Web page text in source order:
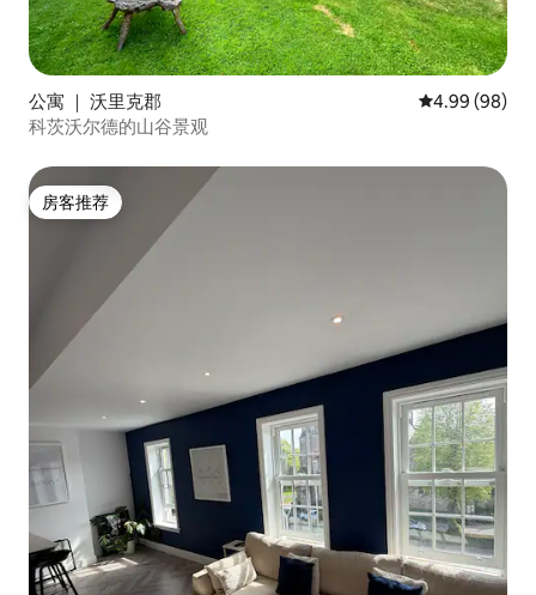
公寓 ｜ 沃里克郡 平均评分 4.99
4.99 (98)
科茨沃尔德的山谷景观
房客推荐
房客推荐